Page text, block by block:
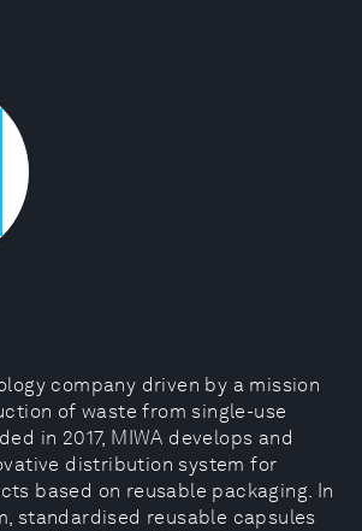
company driven by a mission
of waste from single-use
in 2017, MIWA develops and
distribution system for
based on reusable packaging. In
standardised reusable capsules